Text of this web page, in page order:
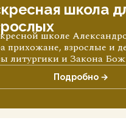
школа
школе
прихожане, взрослые и
литургики и Закона
Подробно →